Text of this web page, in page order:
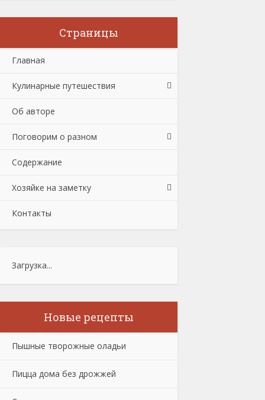
Страницы
Главная
Кулинарные путешествия
Об авторе
Поговорим о разном
Содержание
Хозяйке на заметку
Контакты
Загрузка...
Новые рецепты
Пышные творожные оладьи
Пицца дома без дрожжей